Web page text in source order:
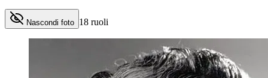
Nascondi foto 18 ruoli